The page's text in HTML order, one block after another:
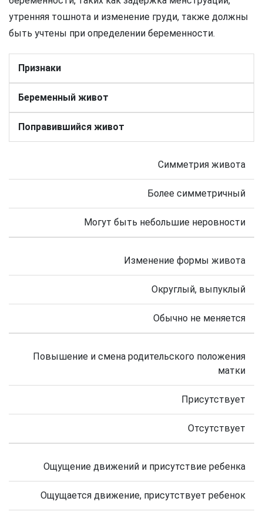
утренняя тошнота и изменение груди, также должны
быть учтены при определении беременности.
Признаки
Беременный живот
Поправившийся живот
Симметрия живота
Более симметричный
Могут быть небольшие неровности
Изменение формы живота
Округлый, выпуклый
Обычно не меняется
Повышение и смена родительского положения
матки
Присутствует
Отсутствует
Ощущение движений и присутствие ребенка
Ощущается движение, присутствует ребенок